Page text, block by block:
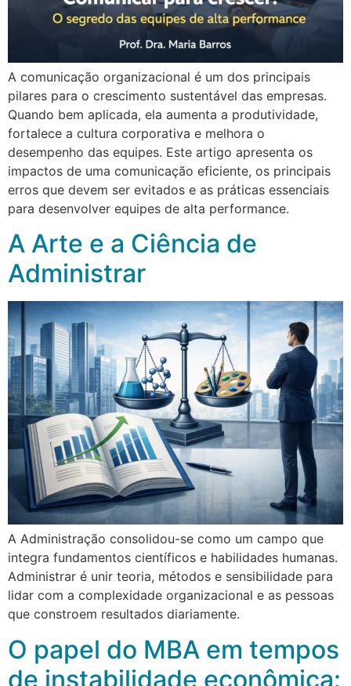
A comunicação organizacional é um dos principais
pilares para o crescimento sustentável das empresas.
Quando bem aplicada, ela aumenta a produtividade,
fortalece a cultura corporativa e melhora o
desempenho das equipes. Este artigo apresenta os
impactos de uma comunicação eficiente, os principais
erros que devem ser evitados e as práticas essenciais
para desenvolver equipes de alta performance.
A Arte e a Ciência de
Administrar
A Administração consolidou-se como um campo que
integra fundamentos científicos e habilidades humanas.
Administrar é unir teoria, métodos e sensibilidade para
lidar com a complexidade organizacional e as pessoas
que constroem resultados diariamente.
O papel do MBA em tempos
de instabilidade econômica: